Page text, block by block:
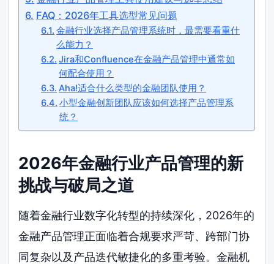
FAQ：2026年工具选型常见问题
金融行业选择产品管理系统时，最需要看重什
么能力？
Jira和Confluence在金融产品管理中通常如
何配合使用？
Aha!适合什么类型的金融团队使用？
小型金融创新团队应该如何选择产品管理系
统？
2026年金融行业产品管理的新
挑战与破局之道
随着金融行业数字化转型的持续深化，2026年的
金融产品管理正面临着合规要求严苛、跨部门协
同复杂以及产品迭代敏捷化的多重考验。金融机